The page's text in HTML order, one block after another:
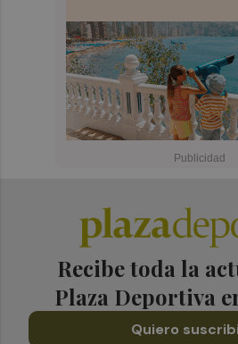
Recibe toda la
Plaza Deportiva
Quiero